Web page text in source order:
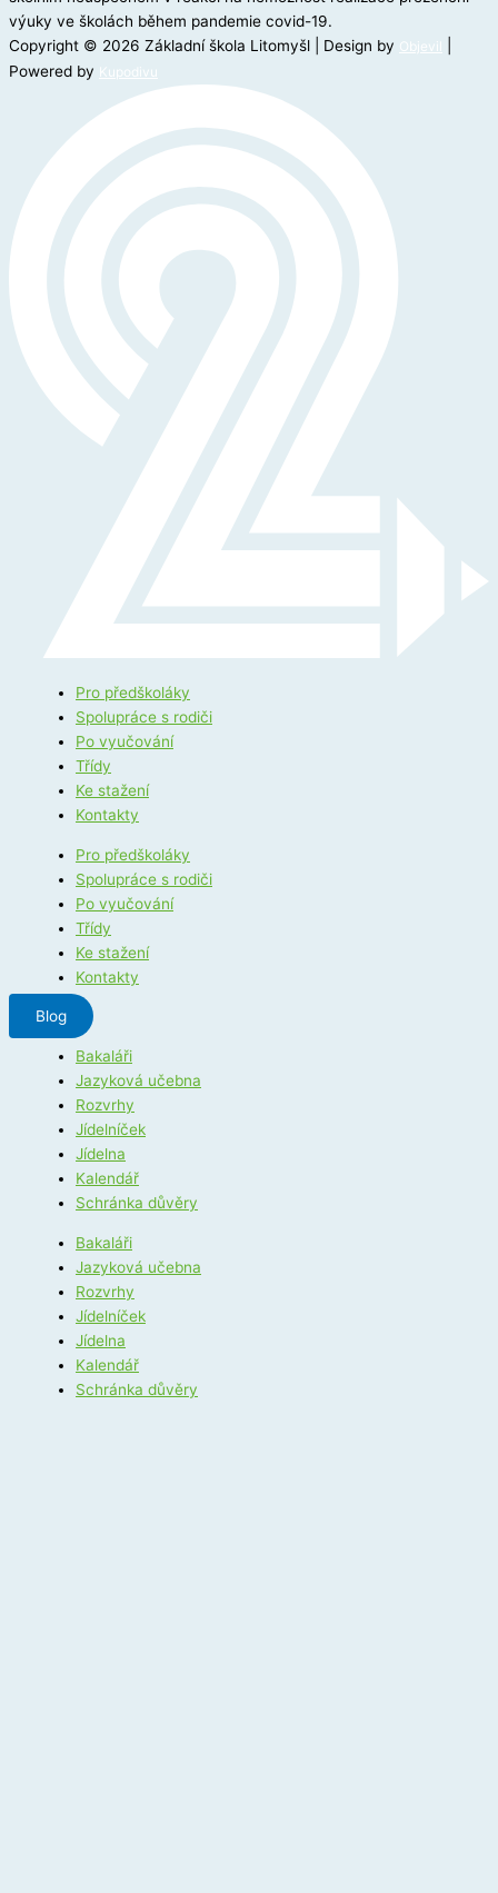
výuky ve školách během pandemie covid-19.
Copyright © 2026 Základní škola Litomyšl | Design by Objevil
Powered by Kupodivu
Pro předškoláky
Spolupráce s rodiči
Po vyučování
Třídy
Ke stažení
Kontakty
Pro předškoláky
Spolupráce s rodiči
Po vyučování
Třídy
Ke stažení
Kontakty
Blog
Bakaláři
Jazyková učebna
Rozvrhy
Jídelníček
Jídelna
Kalendář
Schránka důvěry
Bakaláři
Jazyková učebna
Rozvrhy
Jídelníček
Jídelna
Kalendář
Schránka důvěry